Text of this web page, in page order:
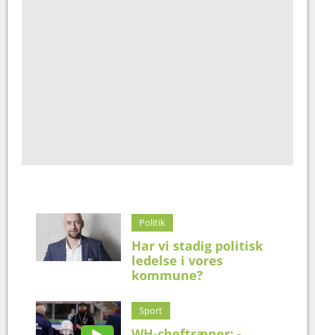
Politik
Har vi stadig politisk
ledelse i vores
kommune?
Sport